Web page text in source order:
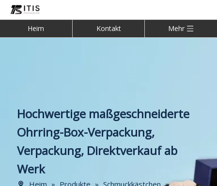
Heim Kontakt Mehr
Hochwertige maßgeschneiderte
Ohrring-Box-Verpackung,
Verpackung, Direktverkauf ab
Werk
Heim » Produkte » Schmuckkästchen »